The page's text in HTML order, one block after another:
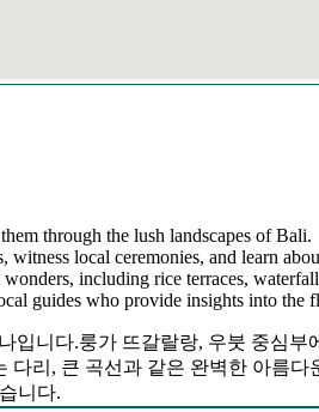
through the lush landscapes of Bali.
local ceremonies, and learn
including rice terraces,
guides who provide insights into the
입니다.룽가 뜨갈랄랑, 우붓 중심
리, 큰 곡선과 같은 완벽한 아름
니다.